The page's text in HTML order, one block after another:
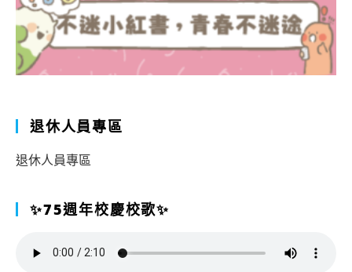
退休人員專區
退休人員專區
✨75週年校慶校歌✨